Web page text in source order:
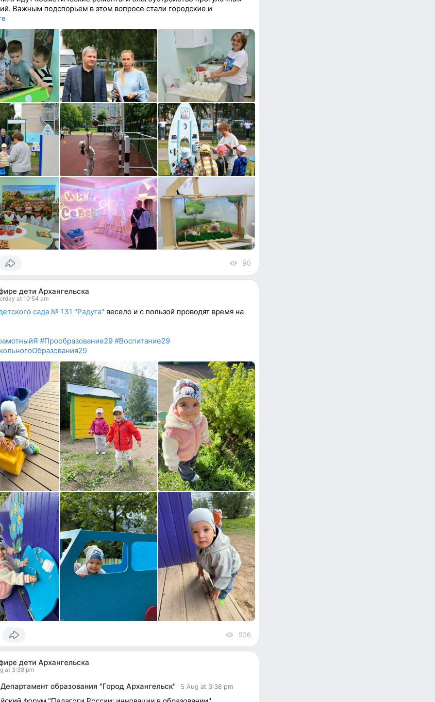
Важным подспорьем в этом вопросе стали городские и
90
дети Архангельска
at 10:54 am
сада № 131 "Радуга" весело и с пользой проводят время на
#Прообразование29 #Воспитание29
906
дети Архангельска
at 3:38 pm
Департамент образования "Город Архангельск" 5 Aug at 3:38 pm